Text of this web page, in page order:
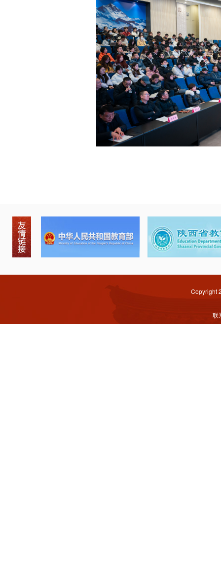
Copyright
联